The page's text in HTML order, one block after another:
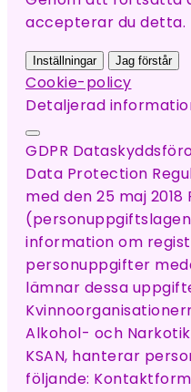
accepterar du detta.
Inställningar Jag förstår
Cookie-policy
Detaljerad
GDPR
Data Protection
med den 25 maj 2018
information om
personuppgifter
lämnar dessa
Alkohol- och
KSAN, hanterar
följande: